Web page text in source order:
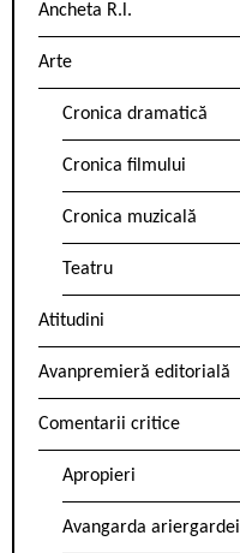
Ancheta R.l.
Arte
Cronica dramatică
Cronica filmului
Cronica muzicală
Teatru
Atitudini
Avanpremieră editorială
Comentarii critice
Apropieri
Avangarda ariergardei